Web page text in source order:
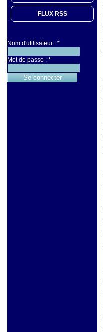
FLUX RSS
Nom d'utilisateur : *
Mot de passe : *